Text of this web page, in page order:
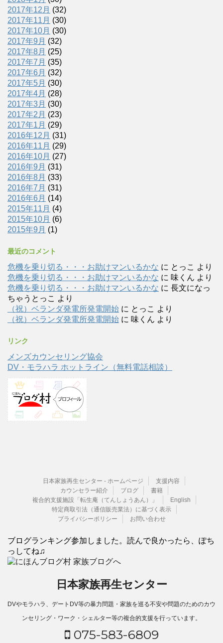
2017年12月 (32)
2017年11月 (30)
2017年10月 (30)
2017年9月 (32)
2017年8月 (25)
2017年7月 (35)
2017年6月 (32)
2017年5月 (30)
2017年4月 (28)
2017年3月 (30)
2017年2月 (23)
2017年1月 (29)
2016年12月 (31)
2016年11月 (29)
2016年10月 (27)
2016年9月 (31)
2016年8月 (33)
2016年7月 (31)
2016年6月 (14)
2015年11月 (4)
2015年10月 (6)
2015年9月 (1)
最近のコメント
危機を乗り切る・・・お助けマンいるかな に とっこ より
危機を乗り切る・・・お助けマンいるかな に 味くん より
危機を乗り切る・・・お助けマンいるかな に 長文になっ
ちゃうとっこ より
（祝）ベランダ発電所発電開始 に とっこ より
（祝）ベランダ発電所発電開始 に 味くん より
リンク
メンズカウンセリング協会
DV・モラハラ ホットライン（無料電話相談）
日本家族再生センター - ホームページ
支援内容
カウンセラー紹介
ブログ
書籍
複合的支援施設「転生庵（てんしょうあん）」
English
特定商取引法（通信販売業法）に基づく表示
プライバシーポリシー
お問い合わせ
ブログランキング参加しました。読んで良かったら、ぽち
っしてね♫
日本家族再生センター
DVやモラハラ、デートDV等の暴力問題・家族を巡る不安や問題のためのカウ
ンセリング・ワーク・シェルター等の複合的支援を行っています。
075-583-6809